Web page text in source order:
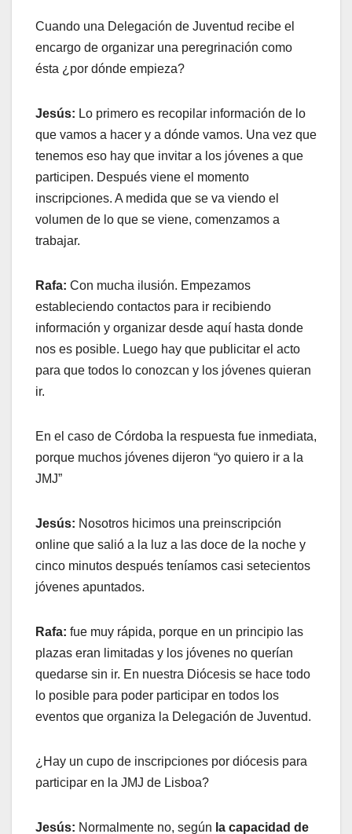
Cuando una Delegación de Juventud recibe el
encargo de organizar una peregrinación como
ésta ¿por dónde empieza?
Jesús: Lo primero es recopilar información de lo
que vamos a hacer y a dónde vamos. Una vez que
tenemos eso hay que invitar a los jóvenes a que
participen. Después viene el momento
inscripciones. A medida que se va viendo el
volumen de lo que se viene, comenzamos a
trabajar.
Rafa: Con mucha ilusión. Empezamos
estableciendo contactos para ir recibiendo
información y organizar desde aquí hasta donde
nos es posible. Luego hay que publicitar el acto
para que todos lo conozcan y los jóvenes quieran
ir.
En el caso de Córdoba la respuesta fue inmediata,
porque muchos jóvenes dijeron “yo quiero ir a la
JMJ”
Jesús: Nosotros hicimos una preinscripción
online que salió a la luz a las doce de la noche y
cinco minutos después teníamos casi setecientos
jóvenes apuntados.
Rafa: fue muy rápida, porque en un principio las
plazas eran limitadas y los jóvenes no querían
quedarse sin ir. En nuestra Diócesis se hace todo
lo posible para poder participar en todos los
eventos que organiza la Delegación de Juventud.
¿Hay un cupo de inscripciones por diócesis para
participar en la JMJ de Lisboa?
Jesús: Normalmente no, según la capacidad de